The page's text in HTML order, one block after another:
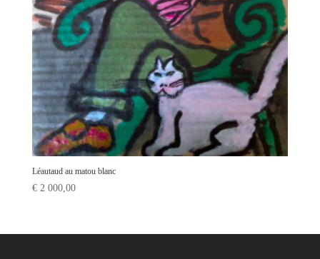
Léautaud au matou blanc
€2 000,00